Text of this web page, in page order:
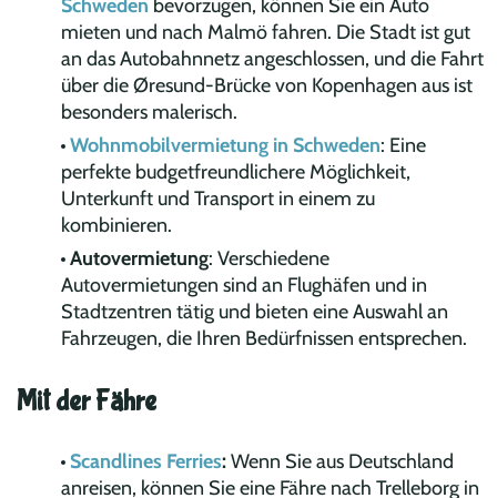
Schweden bevorzugen, können Sie ein Auto
mieten und nach Malmö fahren. Die Stadt ist gut
an das Autobahnnetz angeschlossen, und die Fahrt
über die Øresund-Brücke von Kopenhagen aus ist
besonders malerisch.
Wohnmobilvermietung in Schweden: Eine
perfekte budgetfreundlichere Möglichkeit,
Unterkunft und Transport in einem zu
kombinieren.
Autovermietung: Verschiedene
Autovermietungen sind an Flughäfen und in
Stadtzentren tätig und bieten eine Auswahl an
Fahrzeugen, die Ihren Bedürfnissen entsprechen.
Mit der Fähre
Scandlines Ferries:Wenn Sie aus Deutschland
anreisen, können Sie eine Fähre nach Trelleborg in